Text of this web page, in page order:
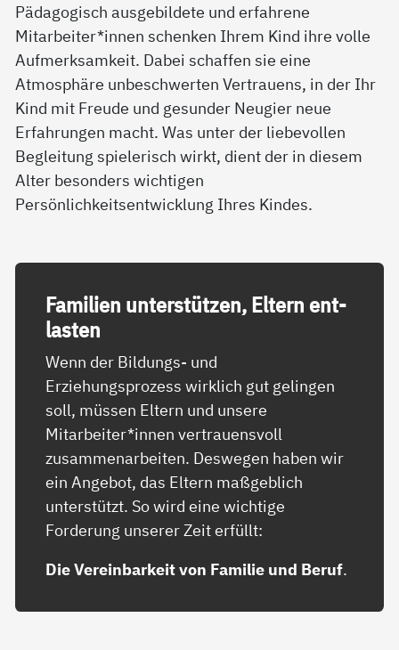
Pädagogisch ausgebildete und erfahrene
Mitarbeiter*innen schenken Ihrem Kind ihre volle
Aufmerksamkeit. Dabei schaffen sie eine
Atmosphäre unbeschwerten Vertrauens, in der Ihr
Kind mit Freude und gesunder Neugier neue
Erfahrungen macht. Was unter der liebevollen
Begleitung spielerisch wirkt, dient der in diesem
Alter besonders wichtigen
Persönlichkeitsentwicklung Ihres Kindes.
Fa­mi­li­en un­ter­stüt­zen, El­tern ent­
las­ten
Wenn der Bildungs- und
Erziehungsprozess wirklich gut gelingen
soll, müssen Eltern und unsere
Mitarbeiter*innen vertrauensvoll
zusammenarbeiten. Deswegen haben wir
ein Angebot, das Eltern maßgeblich
unterstützt. So wird eine wichtige
Forderung unserer Zeit erfüllt:
Die Vereinbarkeit von Familie und Beruf.